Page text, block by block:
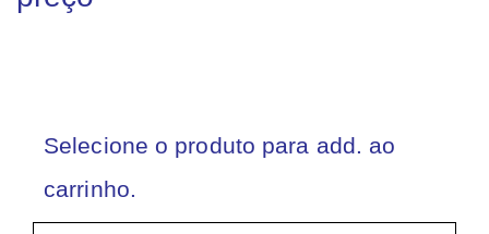
Selecione o produto para add. ao
carrinho.